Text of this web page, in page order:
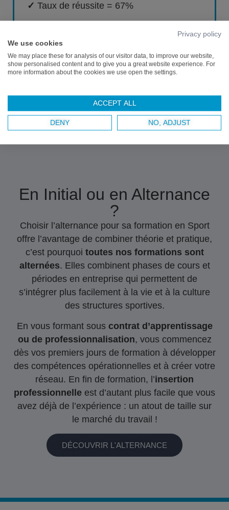
✓ Taux de réussite = 67%
✓Note de satisfaction = 8/10
Statistiques mises à jour en juillet 2026
En Initial ou en Alternance
?
Choisir l’alternance pour sa formation en Sport
offre l’avantage de combiner théorie et pratique,
c’est pourquoi toutes nos formations sont
alternées. Elles combinent phases de cours et
périodes en entreprise qui permettent de
s’intégrer plus facilement à la vie et à la culture
des structures sportives.
En vous formant sous contrat d’apprentissage
ou de professionnalisation, vous commencez
dès vos premiers jours de formation à développer
des compétences opérationnelles et à créer votre
réseau. En fin de formation, l’insertion
professionnelle est d’autant plus facile que vous
avez déjà de l’expérience : un atout de taille sur
le marché du travail !
DÉCOUVRIR L'ALTERNANCE
Privacy policy
We use cookies
We may place these for analysis of our visitor data, to improve our website,
show personalised content and to give you a great website experience. For
more information about the cookies we use open the settings.
ACCEPT ALL
DENY NO, ADJUST